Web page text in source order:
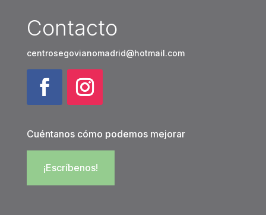
Contacto
centrosegovianomadrid@hotmail.com
Cuéntanos cómo podemos mejorar
¡Escríbenos!